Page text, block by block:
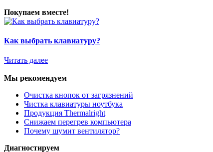
Покупаем вместе!
Как выбрать клавиатуру?
Читать далее
Мы рекомендуем
Очистка кнопок от загрязнений
Чистка клавиатуры ноутбука
Продукция Thermalright
Снижаем перегрев компьютера
Почему шумит вентилятор?
Диагностируем